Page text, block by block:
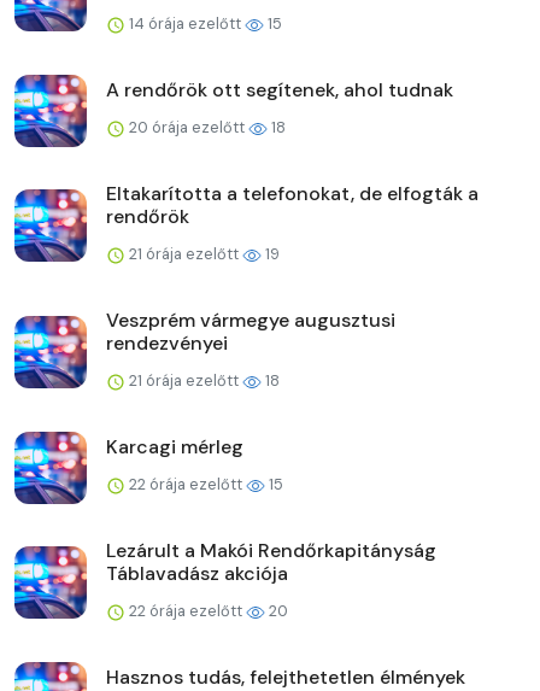
14 órája ezelőtt 15
A rendőrök ott segítenek, ahol tudnak
20 órája ezelőtt 18
Eltakarította a telefonokat, de elfogták a
rendőrök
21 órája ezelőtt 19
Veszprém vármegye augusztusi
rendezvényei
21 órája ezelőtt 18
Karcagi mérleg
22 órája ezelőtt 15
Lezárult a Makói Rendőrkapitányság
Táblavadász akciója
22 órája ezelőtt 20
Hasznos tudás, felejthetetlen élmények